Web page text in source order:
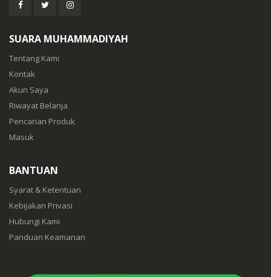
SUARA MUHAMMADIYAH
Tentang Kami
Kontak
Akun Saya
Riwayat Belanja
Pencarian Produk
Masuk
BANTUAN
Syarat & Ketentuan
Kebijakan Privasi
Hubungi Kami
Panduan Keamanan